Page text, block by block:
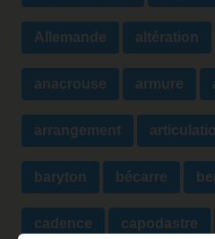
Allemande altération
anacrouse armure
arrangement
baryton bécarre
cadence capodastre